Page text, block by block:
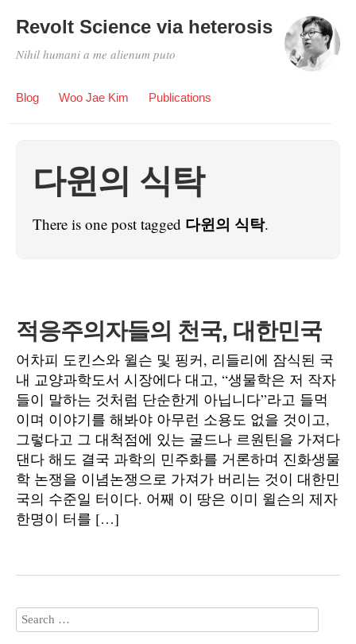
Revolt Science via heterosis
Nihil humani a me alienum puto
Blog Woo Jae Kim Publications
다윈의 식탁
There is one post tagged 다윈의 식탁.
적응주의자들의 천국, 대한민국
어차피 도킨스와 윌슨 및 핑커, 리들리에 잠식된 국
내 교양과학도서 시장에다 대고, “생물학은 저 작자
들이 말하는 것처럼 단순한게 아닙니다”라고 들먹
이며 이야기를 해봐야 아무런 소용도 없을 것이고,
그렇다고 그 대척점에 있는 굴드나 르원틴을 가져다
댄다 해도 결국 과학의 민주화를 거론하며 진화생물
학 논쟁을 이념논쟁으로 가져가 버리는 것이 대한민
국의 수준일 터이다. 어째 이 땅은 이미 윌슨의 제자
한명이 터를 […]